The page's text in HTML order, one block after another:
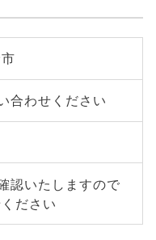
合わせください
認いたしますので
ださい